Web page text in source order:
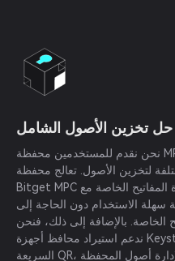
حل تخزين الأصول الشامل
نحن نقدم للمستخدمين محفظة MPC وحلول تخزين محفظة الأجهزة
لتخزين الأصول. تعالج محفظة
Bitget MPC مخاطر الفشل أحادي النقطة في إدارة المفاتيح الخاصة مع
سهلة الاستخدام دون الحاجة إلى
الخاصة. بالإضافة إلى ذلك، فنحن
ندعم استيراد محافظ أجهزة Keystone باستخدام وضع رمز الاستجابة